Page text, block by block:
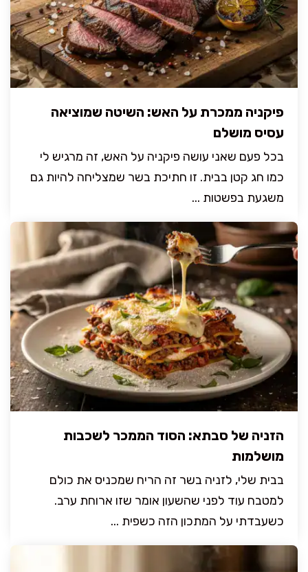
פיקניה ממכרת על האש: השיטה שמוציאה
עסיס מושלם
בכל פעם שאני עושה פיקניה על האש, זה מרגיש לי
כמו חג קטן בבית. זו חתיכת בשר שמצליחה להיות גם
משגעת בפשטות ...
הזניה של סבתא: הסוד הממכר לשכבות
מושלמות
בבית שלי, לזניה בשר זה הריח שמכניס את כולם
למטבח עוד לפני שהשעון אומר שזו ארוחת ערב.
כשעבדתי על המתכון הזה כשפית ...